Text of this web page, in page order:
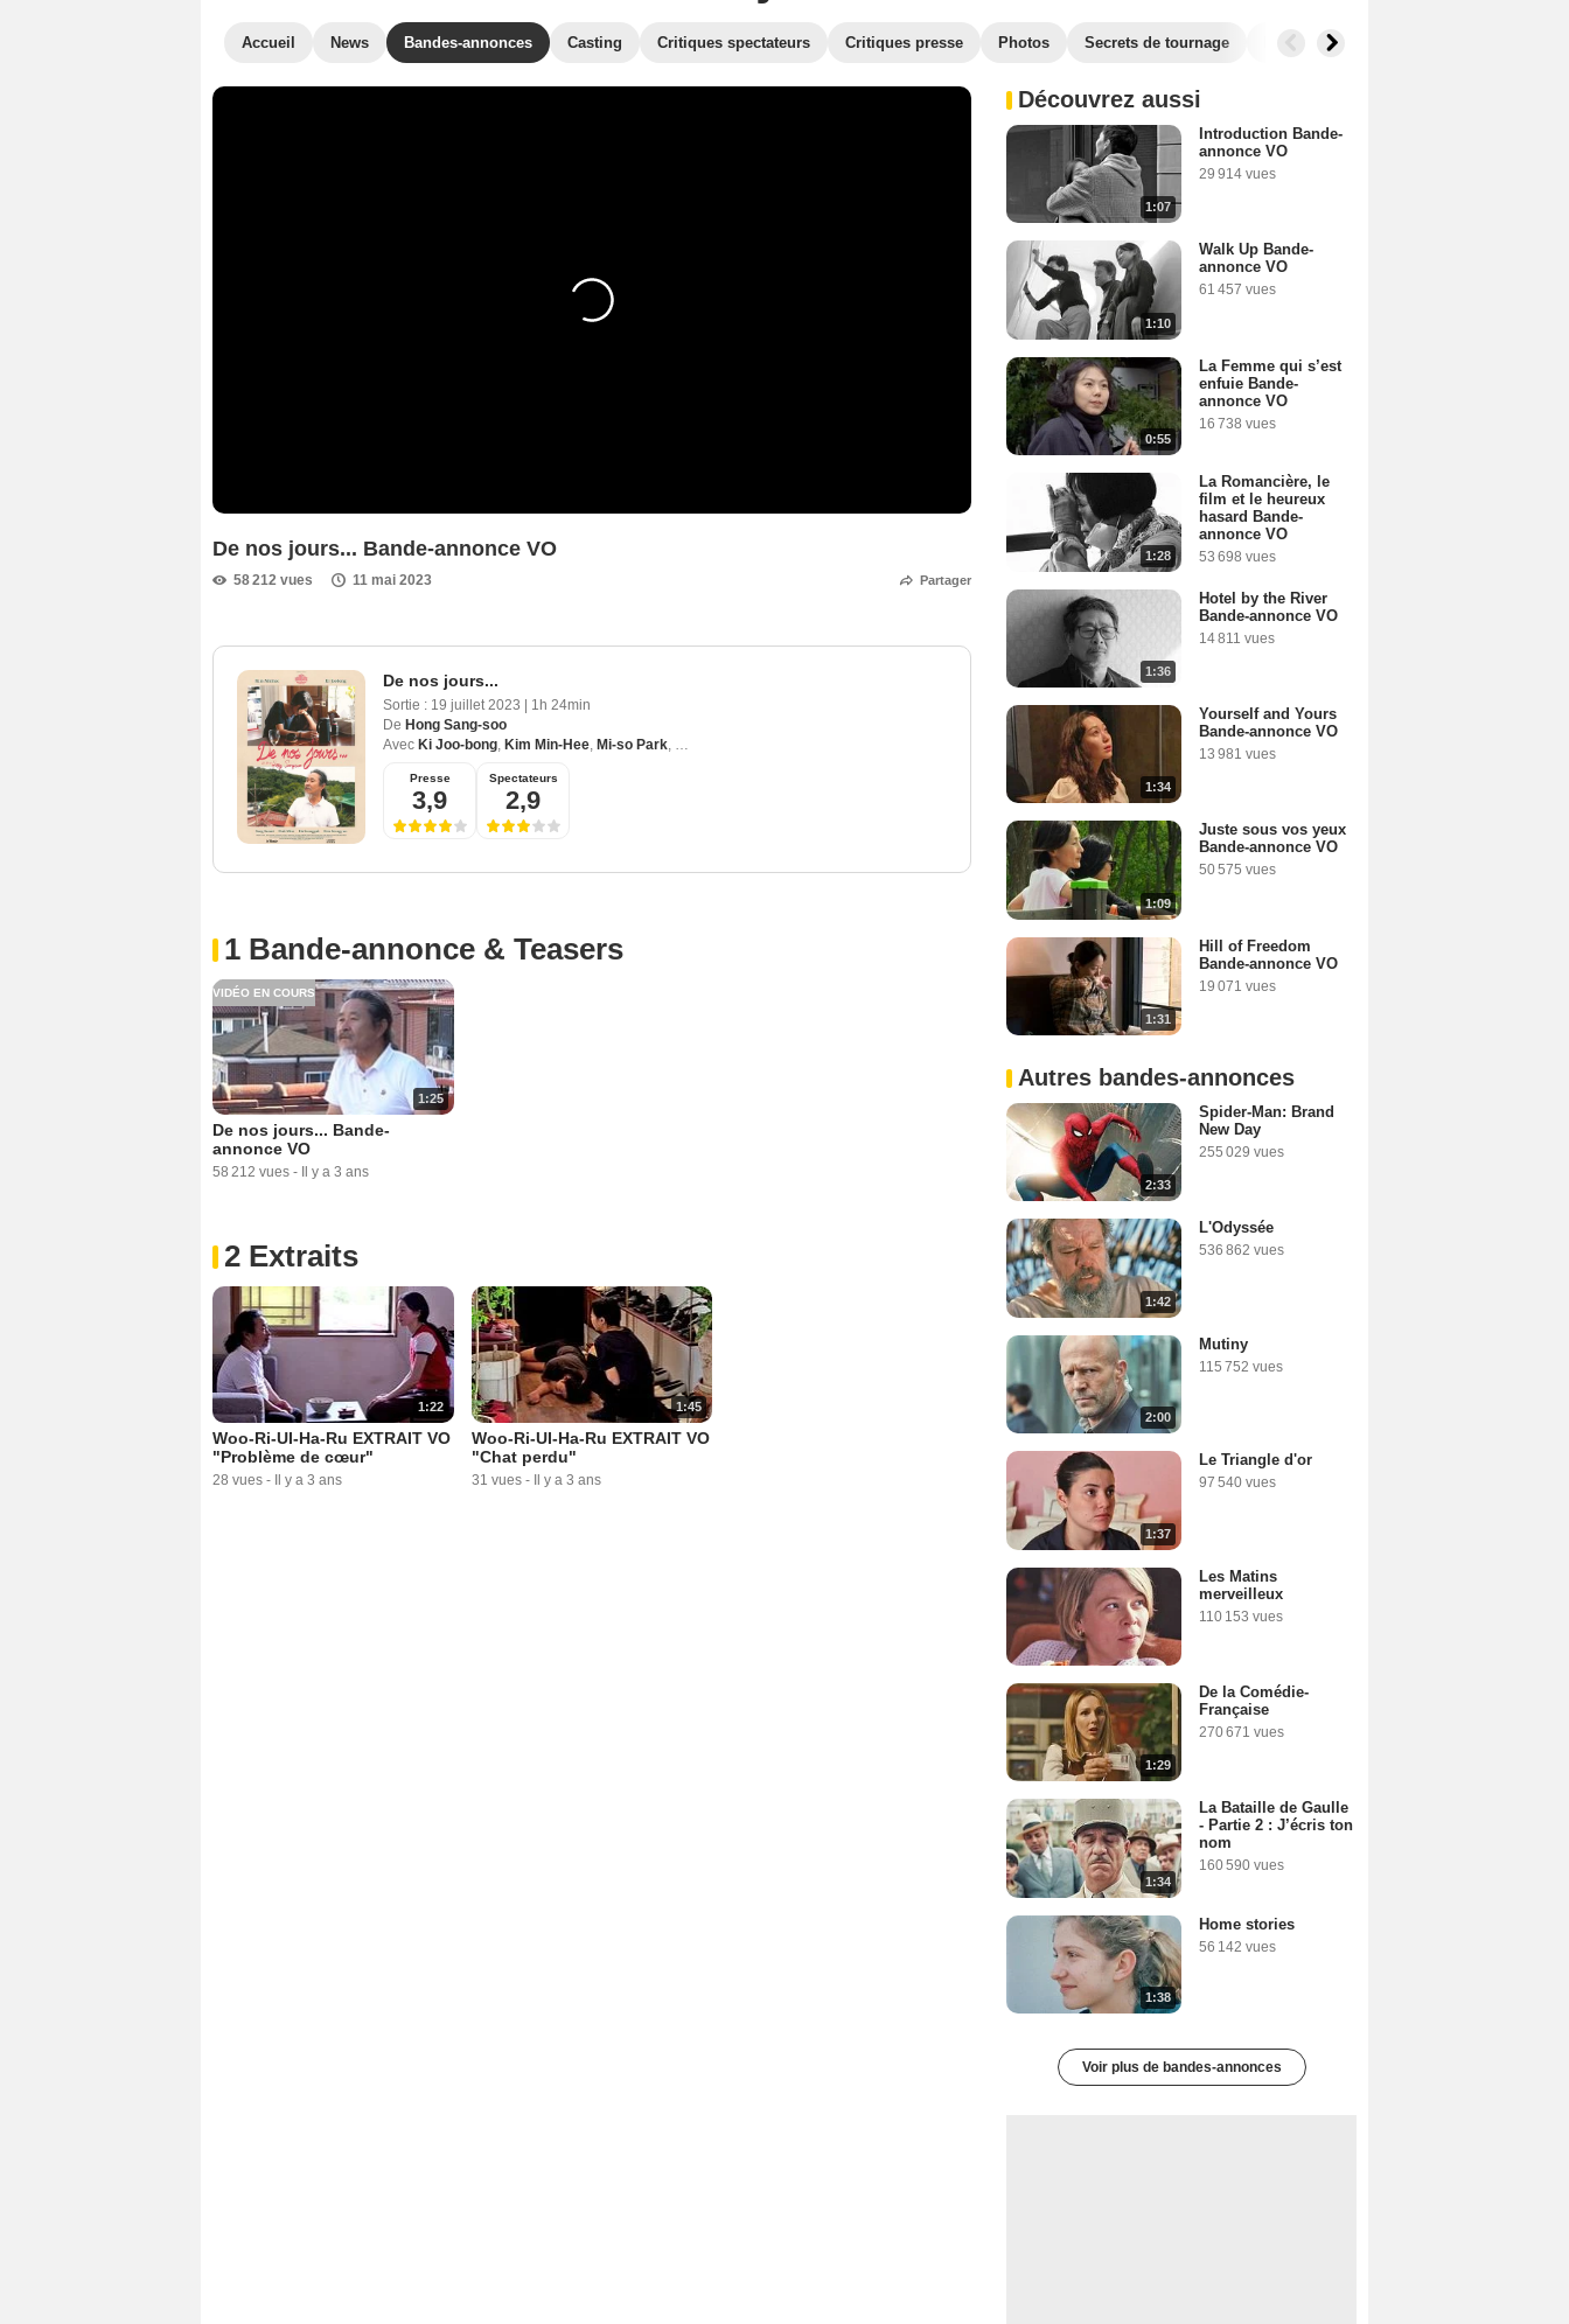
Accueil News Bandes-annonces Casting Critiques spectateurs Critiques presse Photos Secrets de tournage Box Office
De nos jours... Bande-annonce VO
58 212 vues 11 mai 2023 Partager
De nos jours...
Sortie : 19 juillet 2023
1h 24min
De Hong Sang-soo
Avec Ki Joo-bong, Kim Min-Hee, Mi-so Park, Ha Seong-guk
Presse
3,9
Spectateurs
2,9
1 Bande-annonce & Teasers
1:25
VIDÉO EN COURS
De nos jours... Bande-
annonce VO
58 212 vues - Il y a 3 ans
2 Extraits
1:22
Woo-Ri-UI-Ha-Ru EXTRAIT VO
"Problème de cœur"
28 vues - Il y a 3 ans
1:45
Woo-Ri-UI-Ha-Ru EXTRAIT VO
"Chat perdu"
31 vues - Il y a 3 ans
Découvrez aussi
1:07
Introduction Bande-
annonce VO
29 914 vues
1:10
Walk Up Bande-
annonce VO
61 457 vues
0:55
La Femme qui s’est
enfuie Bande-
annonce VO
16 738 vues
1:28
La Romancière, le
film et le heureux
hasard Bande-
annonce VO
53 698 vues
1:36
Hotel by the River
Bande-annonce VO
14 811 vues
1:34
Yourself and Yours
Bande-annonce VO
13 981 vues
1:09
Juste sous vos yeux
Bande-annonce VO
50 575 vues
1:31
Hill of Freedom
Bande-annonce VO
19 071 vues
Autres bandes-annonces
2:33
Spider-Man: Brand
New Day
255 029 vues
1:42
L'Odyssée
536 862 vues
2:00
Mutiny
115 752 vues
1:37
Le Triangle d'or
97 540 vues
Les Matins
merveilleux
110 153 vues
1:29
De la Comédie-
Française
270 671 vues
1:34
La Bataille de Gaulle
- Partie 2 : J’écris ton
nom
160 590 vues
1:38
Home stories
56 142 vues
Voir plus de bandes-annonces